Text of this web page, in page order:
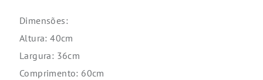
Dimensões:
Altura: 40cm
Largura: 36cm
Comprimento: 60cm